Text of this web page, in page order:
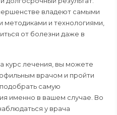
владеют самыми
и технологиями,
от болезни даже в
курс лечения, вы можете
врачом и пройти
самую
именно в вашем случае. Во
у врача